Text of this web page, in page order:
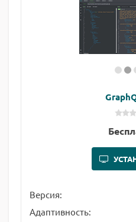
Версия:
Адаптивность: